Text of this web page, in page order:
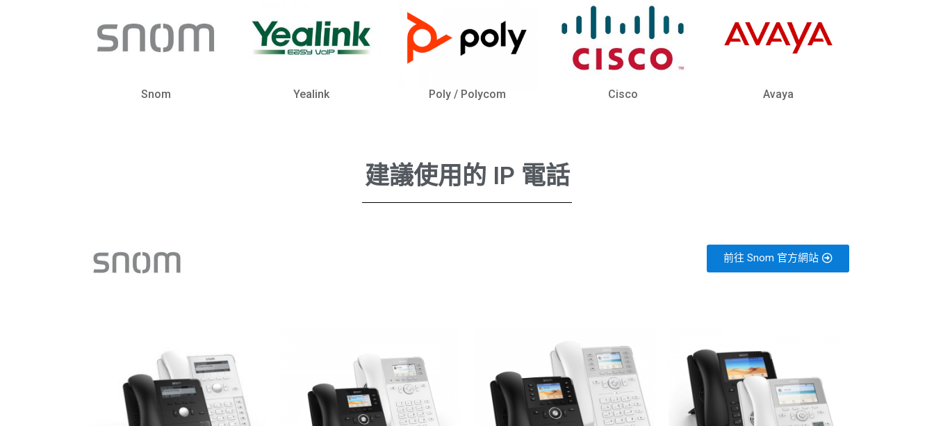
Snom Yealink Poly / Polycom Cisco Avaya
建議使用的 IP 電話
前往 Snom 官方網站